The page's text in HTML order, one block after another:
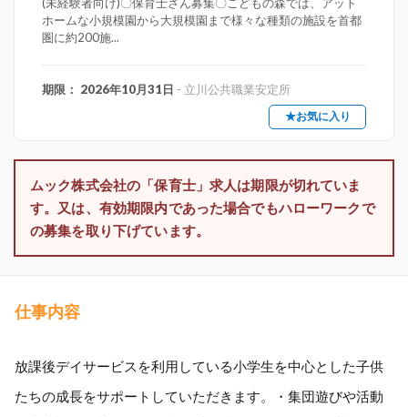
ホームな小規模園から大規模園まで様々な種類の施設を首都
圏に約200施...
期限： 2026年10月31日 - 立川公共職業安定所
★お気に入り
ムック株式会社の「保育士」求人は期限が切れていま
す。又は、有効期限内であった場合でもハローワークで
の募集を取り下げています。
仕事内容
放課後デイサービスを利用している小学生を中心とした子供
たちの成長をサポートしていただきます。・集団遊びや活動